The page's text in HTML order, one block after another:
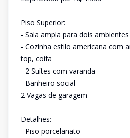
Piso Superior:
- Sala ampla para dois ambientes
- Cozinha estilo americana com
top, coifa
- 2 Suítes com varanda
- Banheiro social
2 Vagas de garagem
Detalhes:
- Piso porcelanato